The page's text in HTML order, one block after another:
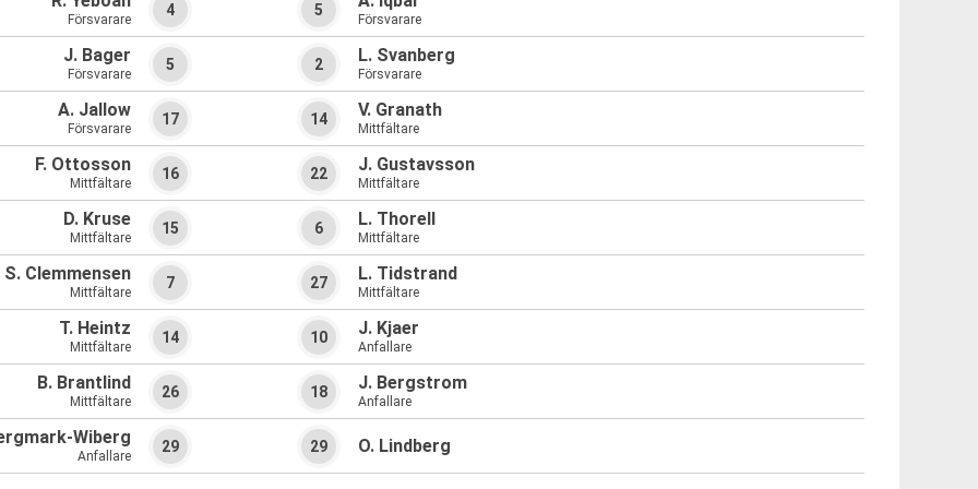
Försvarare
4
J. Bager
Försvarare
5
A. Jallow
Försvarare
17
F. Ottosson
Mittfältare
16
D. Kruse
Mittfältare
15
S. Clemmensen
Mittfältare
7
T. Heintz
Mittfältare
14
B. Brantlind
Mittfältare
26
Wiberg
Anfallare
29
5
Försvarare
2 L. Svanberg
Försvarare
14 V. Granath
Mittfältare
22 J. Gustavsson
Mittfältare
6 L. Thorell
Mittfältare
27 L. Tidstrand
Mittfältare
10 J. Kjaer
Anfallare
18 J. Bergstrom
Anfallare
29 O. Lindberg